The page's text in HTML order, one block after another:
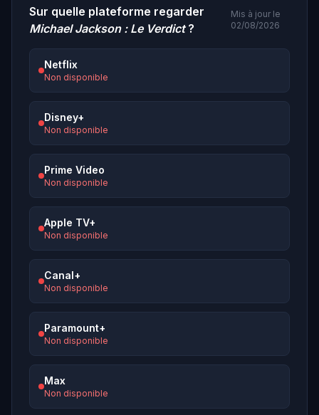
Sur quelle plateforme regarder
Michael Jackson : Le Verdict?
Mis à jour le
02/08/2026
Netflix
Non disponible
Disney+
Non disponible
Prime Video
Non disponible
Apple TV+
Non disponible
Canal+
Non disponible
Paramount+
Non disponible
Max
Non disponible